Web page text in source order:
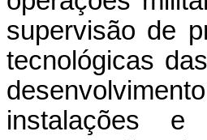
supervisão de
tecnológicas
instalações e